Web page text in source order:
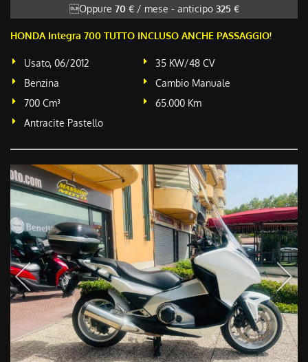
Oppure 70 €/ mese - anticipo 325 €
HONDA Integra 700 TUTTO INCLUSO ANCHE PASSAGGIO!
Usato, 06/2012
35 KW/48 CV
Benzina
Cambio Manuale
700 Cm³
65.000 Km
Antracite Pastello